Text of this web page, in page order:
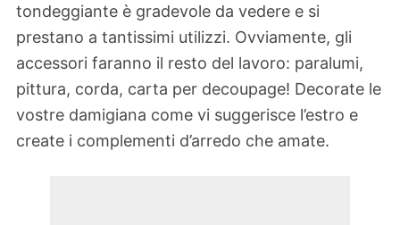
tondeggiante è gradevole da vedere e si
prestano a tantissimi utilizzi. Ovviamente, gli
accessori faranno il resto del lavoro: paralumi,
pittura, corda, carta per decoupage! Decorate le
vostre damigiana come vi suggerisce l’estro e
create i complementi d’arredo che amate.